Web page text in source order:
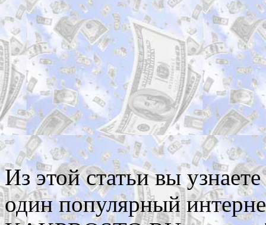
Из этой статьи вы
один популярный